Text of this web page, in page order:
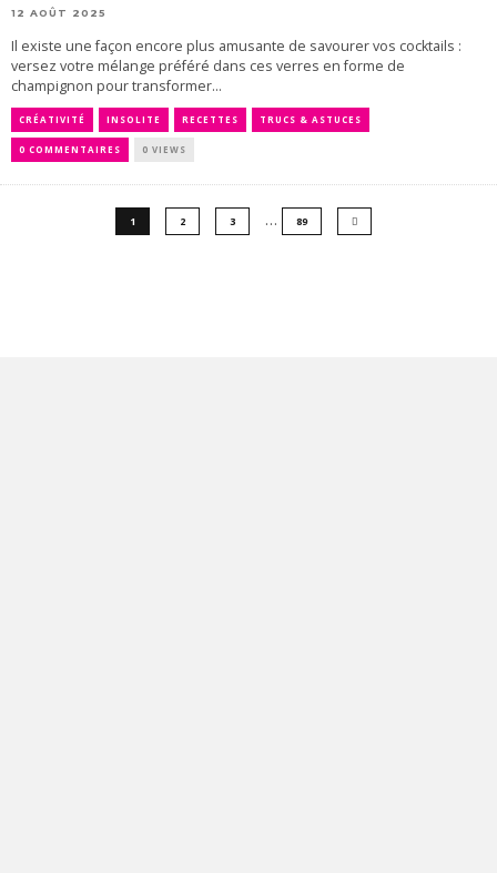
12 AOÛT 2025
Il existe une façon encore plus amusante de savourer vos cocktails :
versez votre mélange préféré dans ces verres en forme de
champignon pour transformer...
CRÉATIVITÉ INSOLITE RECETTES TRUCS & ASTUCES
0 COMMENTAIRES 0 VIEWS
1 2 3 … 89